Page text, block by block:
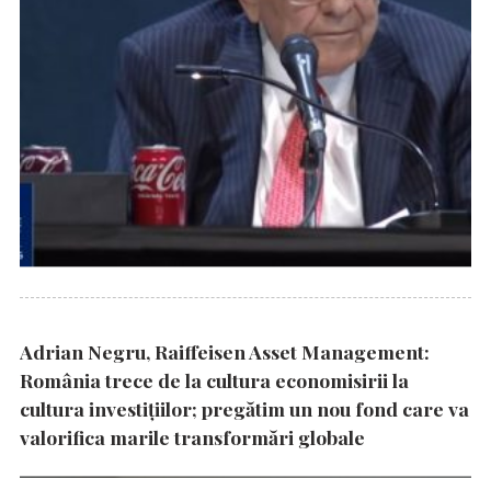
Adrian Negru, Raiffeisen Asset Management:
România trece de la cultura economisirii la
cultura investițiilor; pregătim un nou fond care va
valorifica marile transformări globale